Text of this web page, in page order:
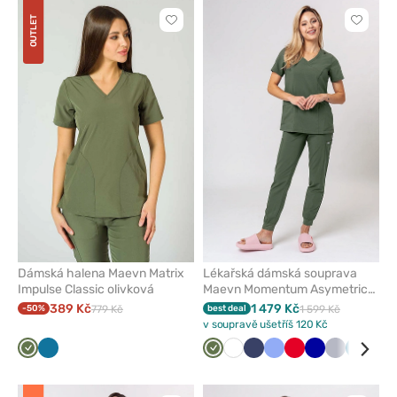
OUTLET
Kliknutím
Dámská halena Maevn Matrix
Impulse Classic olivková
-50% 389 Kč779 Kč
OlivkováKaraibsky
Lékařská dámská souprava
Maevn Momentum Asymetric
olivková
best deal 1 479 Kč1 599 Kč
v soupravě ušetříš 120 Kč
Olivková
Bílá Námořnická
KlasickyČervenáTmavěSvětle